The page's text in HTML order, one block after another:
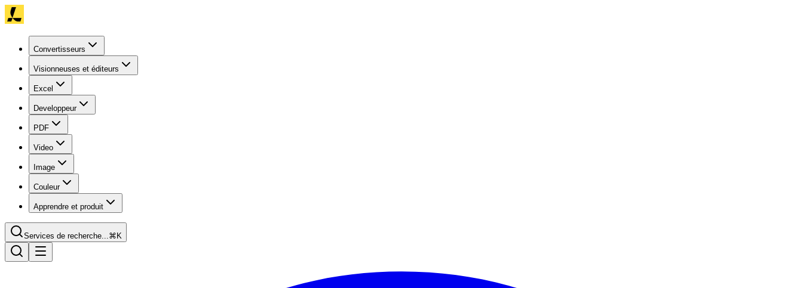
Convertisseurs
Visionneuses et éditeurs
Excel
Developpeur
PDF
Video
Image
Couleur
Apprendre et produit
Services de recherche...⌘K